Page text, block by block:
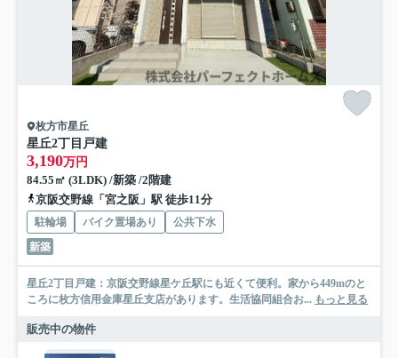
枚方市星丘
星丘2丁目戸建
3,190万円
84.55㎡ (3LDK) /新築 /2階建
京阪交野線「宮之阪」駅 徒歩11分
駐輪場 バイク置場あり
公共下水
新築
星丘2丁目戸建：京阪交野線星ケ丘駅にも近くて便利。家から449mのと
ころに枚方信用金庫星丘支店があります。生活協同組合お... もっと見る
販売中の物件